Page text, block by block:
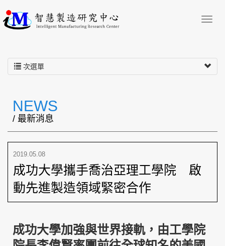
次選單
NEWS
/ 最新消息
2019.05.08
成功大學攜手喬治亞理工學院 啟
動先進製造領域緊密合作
成功大學加強與世界接軌，由工學院